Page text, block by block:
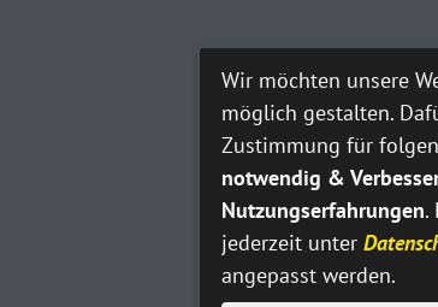
Wir möchten unsere
möglich gestalten.
Zustimmung für
notwendig &
Nutzungserfahrungen.
jederzeit unter
angepasst werden.